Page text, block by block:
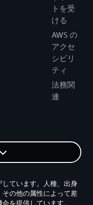
トを受
ける
AWS の
アクセ
シビリ
ティ
法務関
連
ています。人種、出身
の他の属性によって差
を提供しています。